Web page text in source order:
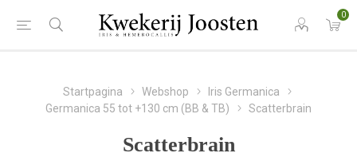
0
Startpagina Webshop
Iris Germanica
Germanica 55 tot +130 cm (BB & TB)
Scatterbrain
Scatterbrain